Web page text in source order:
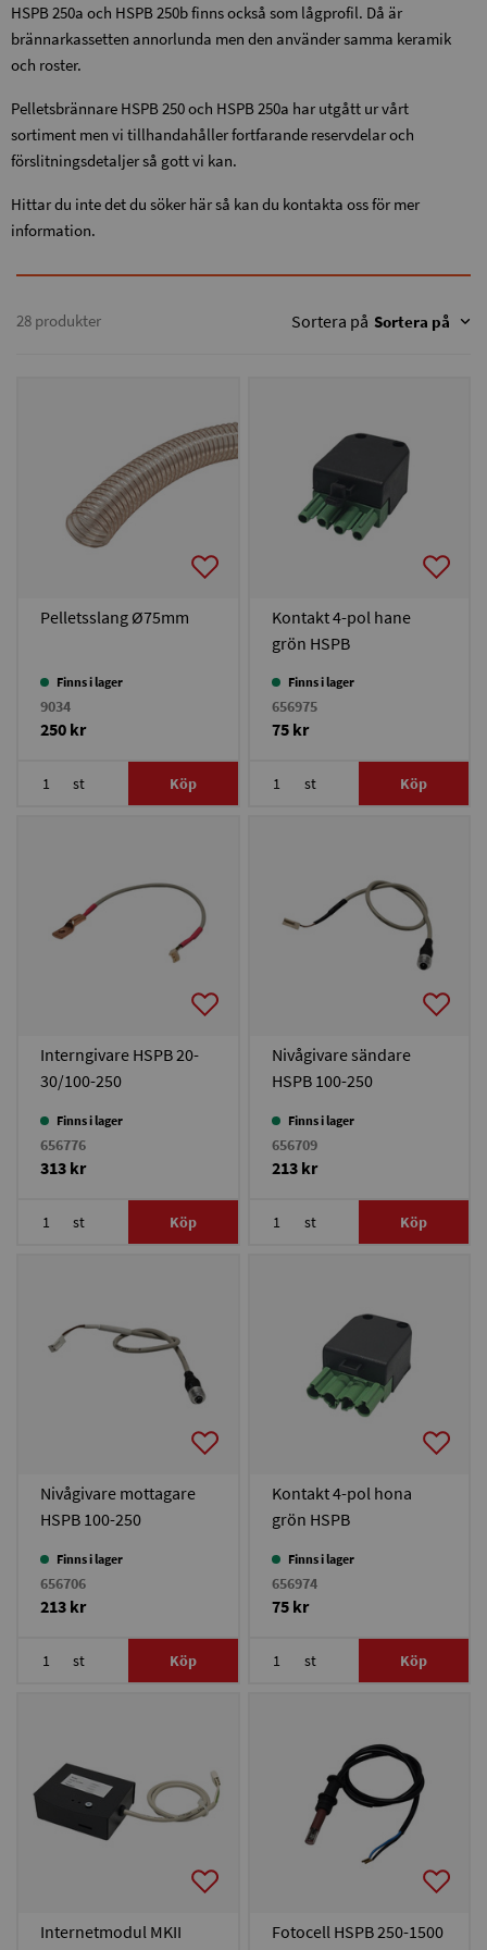
HSPB 250a och HSPB 250b finns också som lågprofil. Då är
brännarkassetten annorlunda men den använder samma keramik
och roster.
Pelletsbrännare HSPB 250 och HSPB 250a har utgått ur vårt
sortiment men vi tillhandahåller fortfarande reservdelar och
förslitningsdetaljer så gott vi kan.
Hittar du inte det du söker här så kan du kontakta oss för mer
information.
28 produkter Sortera på Sortera på
Pelletsslang Ø75mm
Finns i lager
9034
250 kr
st Köp
Kontakt 4-pol hane
grön HSPB
Finns i lager
656975
75 kr
st Köp
Interngivare HSPB 20-
30/100-250
Finns i lager
656776
313 kr
st Köp
Nivågivare sändare
HSPB 100-250
Finns i lager
656709
213 kr
st Köp
Nivågivare mottagare
HSPB 100-250
Finns i lager
656706
213 kr
st Köp
Kontakt 4-pol hona
grön HSPB
Finns i lager
656974
75 kr
st Köp
Internetmodul MKII
Fotocell HSPB 250-1500